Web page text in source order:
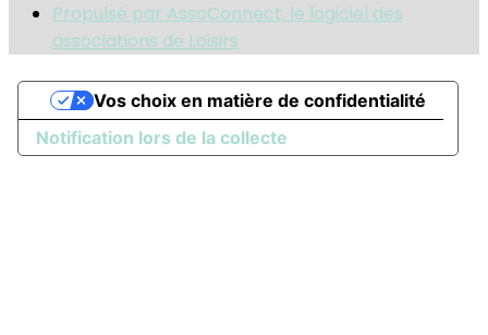
Propulsé par AssoConnect, le logiciel des
associations de Loisirs
Notification lors de la collecte
Vos choix en matière de confidentialité